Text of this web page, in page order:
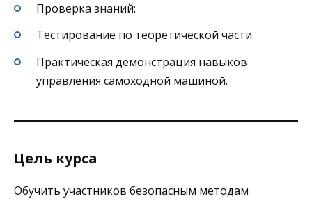
Проверка знаний:
Тестирование по теоретической части.
Практическая демонстрация навыков
управления самоходной машиной.
Цель курса
Обучить участников безопасным методам